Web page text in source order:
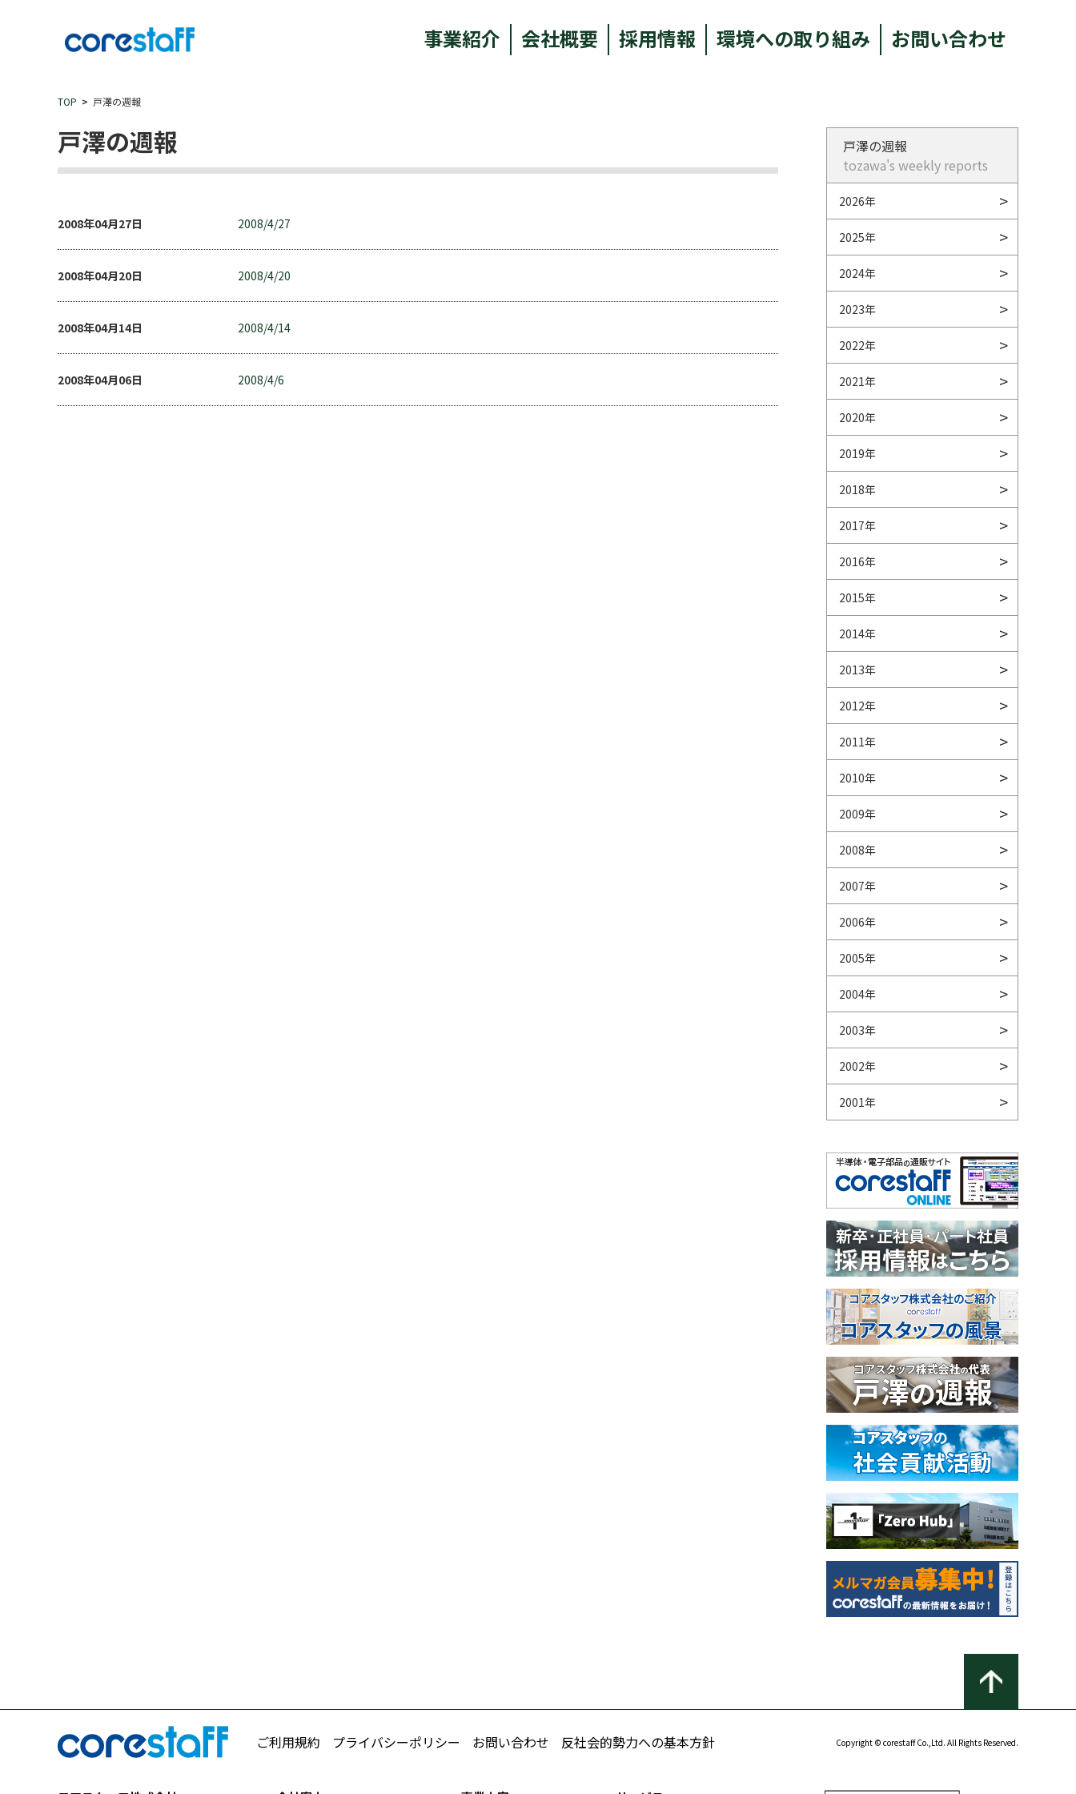
事業紹介 会社概要 採用情報 環境への取り組み お問い合わせ
TOP 戸澤の週報
戸澤の週報
2008年04月27日 2008/4/27
2008年04月20日 2008/4/20
2008年04月14日 2008/4/14
2008年04月06日 2008/4/6
戸澤の週報
tozawa's weekly reports
2026年
2025年
2024年
2023年
2022年
2021年
2020年
2019年
2018年
2017年
2016年
2015年
2014年
2013年
2012年
2011年
2010年
2009年
2008年
2007年
2006年
2005年
2004年
2003年
2002年
2001年
ご利用規約 プライバシーポリシー お問い合わせ 反社会的勢力への基本方針 Copyright © corestaff Co.,Ltd. All Rights Reserved.